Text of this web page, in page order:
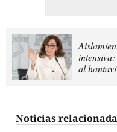
al
Noticias